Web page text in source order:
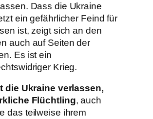
Dass die Ukraine
ein gefährlicher Feind für
ist, zeigt sich an den
auch auf Seiten der
Es ist ein
Krieg.
die Ukraine verlassen,
Flüchtling, auch
das teilweise ihrem